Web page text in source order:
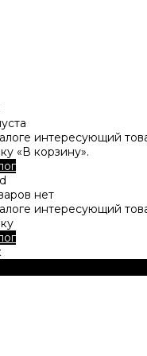
интересующий
«В корзину».
нет
интересующий